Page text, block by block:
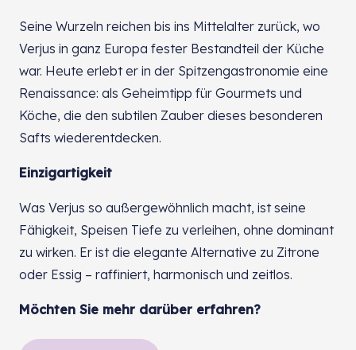
Seine Wurzeln reichen bis ins Mittelalter zurück, wo
Verjus in ganz Europa fester Bestandteil der Küche
war. Heute erlebt er in der Spitzengastronomie eine
Renaissance: als Geheimtipp für Gourmets und
Köche, die den subtilen Zauber dieses besonderen
Safts wiederentdecken.
Einzigartigkeit
Was Verjus so außergewöhnlich macht, ist seine
Fähigkeit, Speisen Tiefe zu verleihen, ohne dominant
zu wirken. Er ist die elegante Alternative zu Zitrone
oder Essig – raffiniert, harmonisch und zeitlos.
Möchten Sie mehr darüber erfahren?